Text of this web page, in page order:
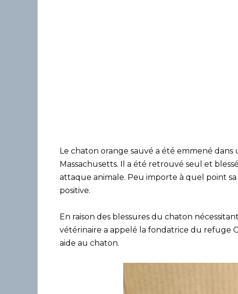
Le chaton orange sauvé a été emmené
Massachusetts. Il a été retrouvé seul et
attaque animale. Peu importe à quel point
positive.
En raison des blessures du chaton
vétérinaire a appelé la fondatrice du refuge
aide au chaton.